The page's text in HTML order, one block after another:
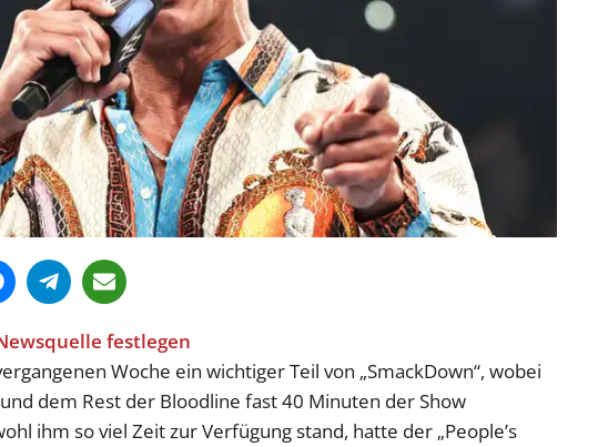
Woche ein wichtiger Teil von „SmackDown“, wobei
dem Rest der Bloodline fast 40 Minuten der Show
ihm so viel Zeit zur Verfügung stand, hatte der „People’s